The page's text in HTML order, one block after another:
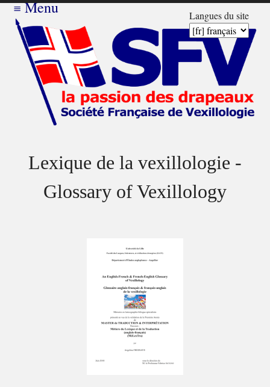
Langues du site
≡Menu
Lexique de la vexillologie -
Glossary of Vexillology